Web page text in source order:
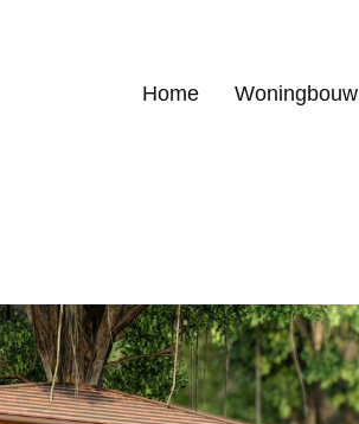
Home Woningbouw